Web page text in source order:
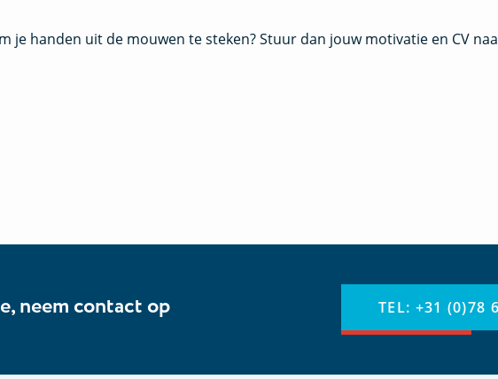
je handen uit de mouwen te steken? Stuur dan jouw motivatie en CV
neem contact op TEL: +31 (0)78